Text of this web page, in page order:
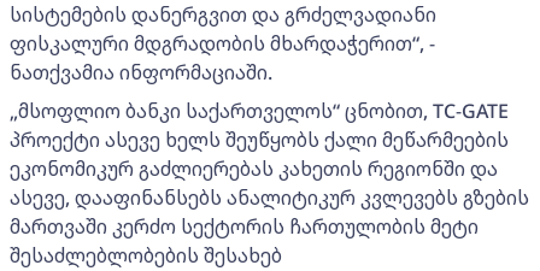
სისტემების დანერგვით და გრძელვადიანი
ფისკალური მდგრადობის მხარდაჭერით“, -
ნათქვამია ინფორმაციაში.
„მსოფლიო ბანკი საქართველოს“ ცნობით, TC-GATE
პროექტი ასევე ხელს შეუწყობს ქალი მეწარმეების
ეკონომიკურ გაძლიერებას კახეთის რეგიონში და
ასევე, დააფინანსებს ანალიტიკურ კვლევებს გზების
მართვაში კერძო სექტორის ჩართულობის მეტი
შესაძლებლობების შესახებ